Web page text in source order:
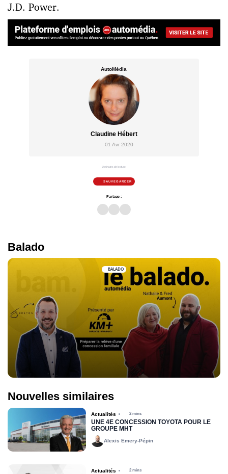
AutoMédia
Claudine Hébert
01 Avr 2020
2 minutes de lecture
SAUVEGARDER
Partage :
J.D. Power.
Balado
BALADO
Nouvelles similaires
Actualités 2 mins
UNE 4E CONCESSION TOYOTA POUR LE
GROUPE MHT
Alexis Emery-Pépin
Actualités 2 mins